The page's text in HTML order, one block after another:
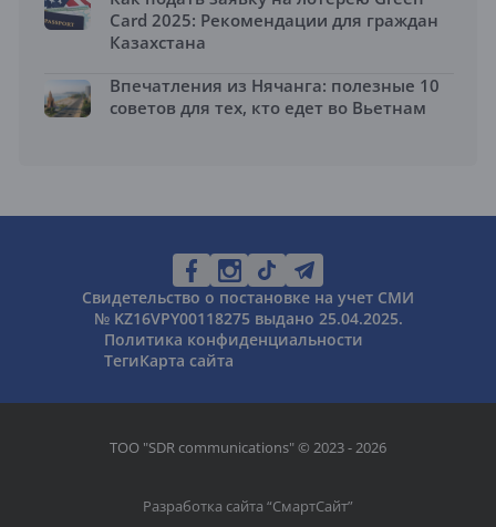
Card 2025: Рекомендации для граждан
Казахстана
Впечатления из Нячанга: полезные 10
советов для тех, кто едет во Вьетнам
Свидетельство о постановке на учет СМИ
№ KZ16VPY00118275 выдано 25.04.2025.
Политика конфиденциальности
ТегиКарта сайта
ТОО "SDR communications" © 2023 - 2026
Разработка сайта “СмартСайт”